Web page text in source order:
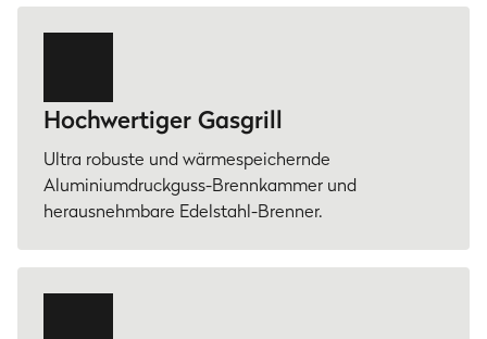
Hochwertiger Gasgrill
Ultra robuste und wärmespeichernde
Aluminiumdruckguss-Brennkammer und
herausnehmbare Edelstahl-Brenner.